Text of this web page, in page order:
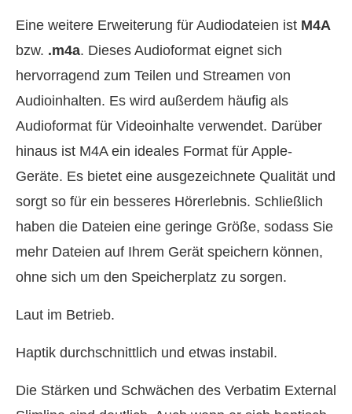
Eine weitere Erweiterung für Audiodateien ist M4A
bzw. .m4a. Dieses Audioformat eignet sich
hervorragend zum Teilen und Streamen von
Audioinhalten. Es wird außerdem häufig als
Audioformat für Videoinhalte verwendet. Darüber
hinaus ist M4A ein ideales Format für Apple-
Geräte. Es bietet eine ausgezeichnete Qualität und
sorgt so für ein besseres Hörerlebnis. Schließlich
haben die Dateien eine geringe Größe, sodass Sie
mehr Dateien auf Ihrem Gerät speichern können,
ohne sich um den Speicherplatz zu sorgen.
Laut im Betrieb.
Haptik durchschnittlich und etwas instabil.
Die Stärken und Schwächen des Verbatim External